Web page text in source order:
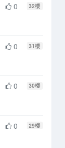
0 32楼
0 31楼
0 30楼
0 29楼